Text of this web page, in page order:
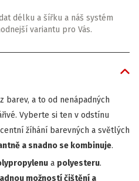
délku a šířku a náš systém
variantu pro Vás.
barev, a to od nenápadných
Vyberte si ten v odstínu
žíhání barevných a světlých
a snadno se kombinuje.
a polyesteru.
možností čištění a